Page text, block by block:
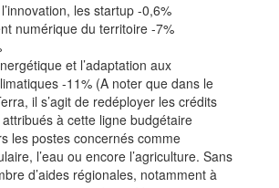
les startup -0,6%
numérique du territoire -7%
et l’adaptation aux
-11% (A noter que dans le
il s’agit de redéployer les crédits
à cette ligne budgétaire
les postes concernés comme
l’eau ou encore l’agriculture. Sans
d’aides régionales, notamment à